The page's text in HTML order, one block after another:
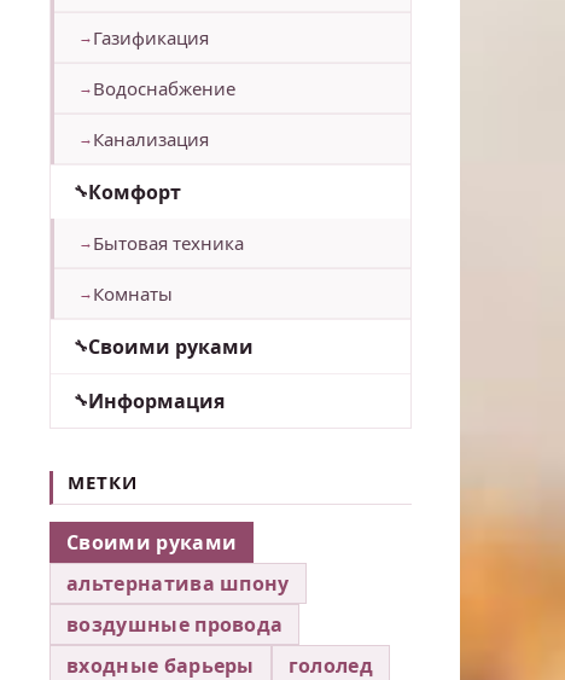
Газификация
Водоснабжение
Канализация
Комфорт
Бытовая техника
Комнаты
Своими руками
Информация
МЕТКИ
Своими руками
альтернатива шпону
воздушные провода
входные барьеры
гололед